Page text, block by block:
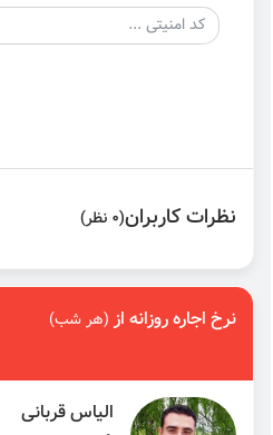
نظرات کاربران(0 نظر)
نرخ اجاره روزانه از(هر شب)
الیاس قربانی